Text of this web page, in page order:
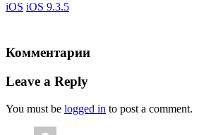
iOS iOS 9.3.5
Комментарии
Leave a Reply
You must be logged in to post a comment.